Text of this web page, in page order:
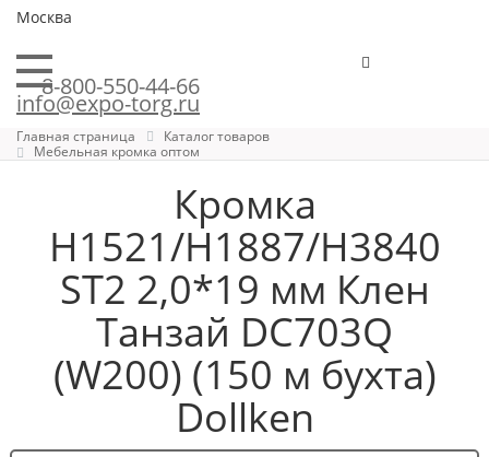
Москва
8-800-550-44-66
info@expo-torg.ru
Главная страница
Каталог товаров
Мебельная кромка оптом
Кромка
H1521/H1887/H3840
ST2 2,0*19 мм Клен
Танзай DC703Q
(W200) (150 м бухта)
Dollken